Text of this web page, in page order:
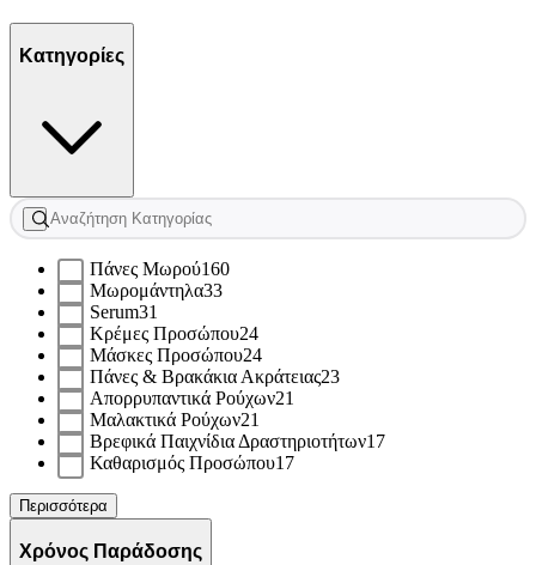
Κατηγορίες
Πάνες Μωρού160
Μωρομάντηλα33
Serum31
Κρέμες Προσώπου24
Μάσκες Προσώπου24
Πάνες & Βρακάκια Ακράτειας23
Απορρυπαντικά Ρούχων21
Μαλακτικά Ρούχων21
Βρεφικά Παιχνίδια Δραστηριοτήτων17
Καθαρισμός Προσώπου17
Περισσότερα
Χρόνος Παράδοσης